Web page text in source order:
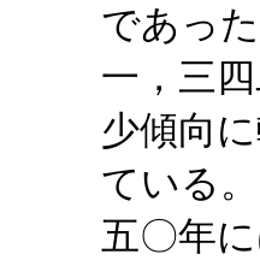
であっ
一，三
少傾向
ている
五〇年